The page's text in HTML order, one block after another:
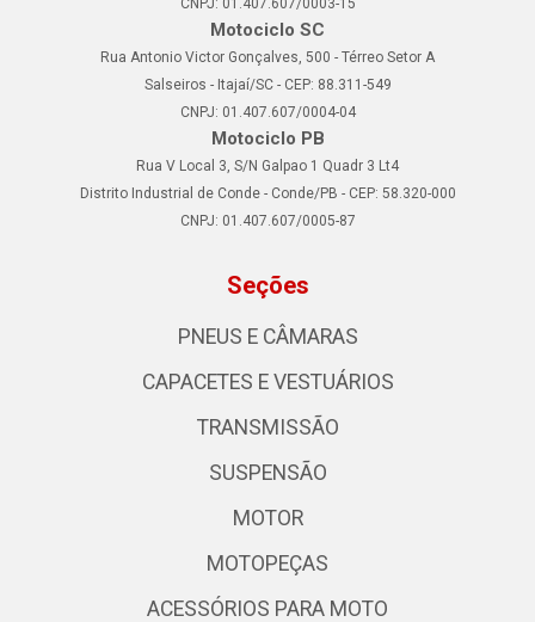
Motociclo SC
Rua Antonio Victor Gonçalves, 500 - Térreo Setor A
Salseiros - Itajaí/SC - CEP: 88.311-549
CNPJ: 01.407.607/0004-04
Motociclo PB
Rua V Local 3, S/N Galpao 1 Quadr 3 Lt4
Distrito Industrial de Conde - Conde/PB - CEP: 58.320-000
CNPJ: 01.407.607/0005-87
Seções
PNEUS E CÂMARAS
CAPACETES E VESTUÁRIOS
TRANSMISSÃO
SUSPENSÃO
MOTOR
MOTOPEÇAS
ACESSÓRIOS PARA MOTO